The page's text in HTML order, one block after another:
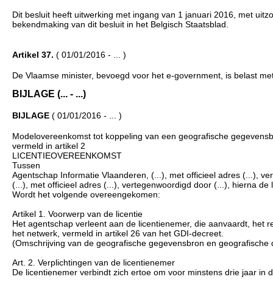
Dit besluit heeft uitwerking met ingang van 1 januari 2016, met
bekendmaking van dit besluit in het Belgisch Staatsblad.
Artikel 37. ( 01/01/2016 - ... )
De Vlaamse minister, bevoegd voor het e-government, is belast
BIJLAGE (... - ...)
BIJLAGE ( 01/01/2016 - ... )
Modelovereenkomst tot koppeling van een geografische
vermeld in artikel 2
LICENTIEOVEREENKOMST
Tussen
Agentschap Informatie Vlaanderen, (...), met officieel adres (...),
(...), met officieel adres (...), vertegenwoordigd door (...), hierna de
Wordt het volgende overeengekomen:
Artikel 1. Voorwerp van de licentie
Het agentschap verleent aan de licentienemer, die aanvaardt, het
het netwerk, vermeld in artikel 26 van het GDI-decreet.
(Omschrijving van de geografische gegevensbron en geografische
Art. 2. Verplichtingen van de licentienemer
De licentienemer verbindt zich ertoe om voor minstens drie jaar in